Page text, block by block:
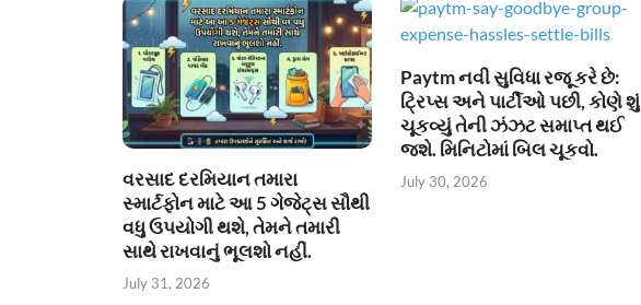
વરસાદ દરમિયાન તમારા
સ્માર્ટફોન માટે આ 5 ગેજેટ્સ સૌથી
વધુ ઉપયોગી થશે, તેમને તમારી
સાથે રાખવાનું ભૂલશો નહીં.
July 31, 2026
Paytm નવી સુવિધા રજૂ કરે છે:
ટ્રિપ્સ અને પાર્ટીઓ પછી, કોણે શું
ચૂકવ્યું તેની ઝંઝટ સમાપ્ત થઈ
જશે. મિનિટોમાં બિલ ચૂકવો.
July 30, 2026